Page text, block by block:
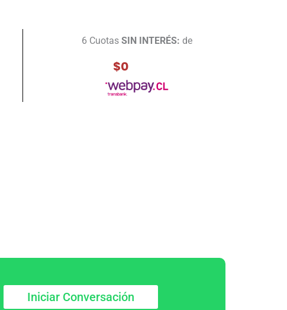
6 Cuotas SIN INTERÉS: de
$0
Iniciar Conversación